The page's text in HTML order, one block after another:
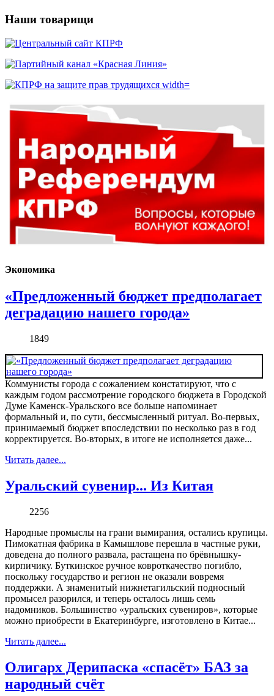
Наши товарищи
Экономика
«Предложенный бюджет предполагает
деградацию нашего города»
1849
Коммунисты города с сожалением констатируют, что с
каждым годом рассмотрение городского бюджета в Городской
Думе Каменск-Уральского все больше напоминает
формальный и, по сути, бессмысленный ритуал. Во-первых,
принимаемый бюджет впоследствии по несколько раз в год
корректируется. Во-вторых, в итоге не исполняется даже...
Читать далее...
Уральский сувенир... Из Китая
2256
Народные промыслы на грани вымирания, остались крупицы.
Пимокатная фабрика в Камышлове перешла в частные руки,
доведена до полного развала, растащена по брёвнышку-
кирпичику. Буткинское ручное ковроткачество погибло,
поскольку государство и регион не оказали вовремя
поддержки. А знаменитый нижнетагильский подносный
промысел разорился, и теперь осталось лишь семь
надомников. Большинство «уральских сувениров», которые
можно приобрести в Екатеринбурге, изготовлено в Китае...
Читать далее...
Олигарх Дерипаска «спасёт» БАЗ за
народный счёт